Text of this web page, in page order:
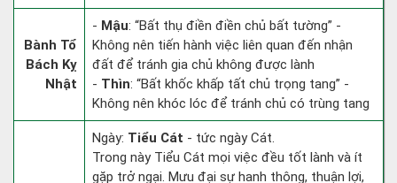
Bành Tổ
Bách Kỵ
Nhật
- Mậu: “Bất thụ điền điền chủ bất tường” -
Không nên tiến hành việc liên quan đến nhận
đất để tránh gia chủ không được lành
- Thìn: “Bất khốc khấp tất chủ trọng tang” -
Không nên khóc lóc để tránh chủ có trùng tang
Ngày: Tiểu Cát - tức ngày Cát.
Trong này Tiểu Cát mọi việc đều tốt lành và ít
gặp trở ngại. Mưu đại sự hanh thông, thuận lợi,